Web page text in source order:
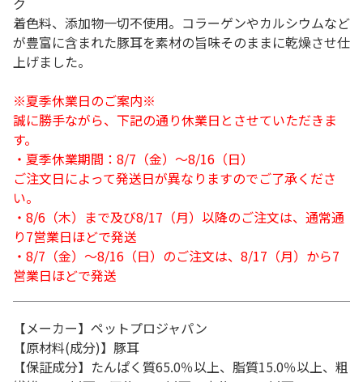
着色料、添加物一切不使用。コラーゲンやカルシウムなど
が豊富に含まれた豚耳を素材の旨味そのままに乾燥させ仕
上げました。
※夏季休業日のご案内※
誠に勝手ながら、下記の通り休業日とさせていただきま
す。
・夏季休業期間：8/7（金）～8/16（日）
ご注文日によって発送日が異なりますのでご了承くださ
い。
・8/6（木）まで及び8/17（月）以降のご注文は、通常通
り7営業日ほどで発送
・8/7（金）～8/16（日）のご注文は、8/17（月）から7
営業日ほどで発送
【メーカー】ペットプロジャパン
【原材料(成分)】豚耳
【保証成分】たんぱく質65.0％以上、脂質15.0％以上、粗